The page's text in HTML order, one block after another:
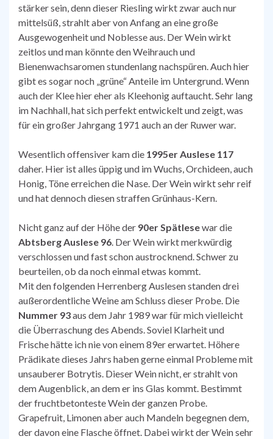
stärker sein, denn dieser Riesling wirkt zwar auch nur
mittelsüß, strahlt aber von Anfang an eine große
Ausgewogenheit und Noblesse aus. Der Wein wirkt
zeitlos und man könnte den Weihrauch und
Bienenwachsaromen stundenlang nachspüren. Auch hier
gibt es sogar noch „grüne“ Anteile im Untergrund. Wenn
auch der Klee hier eher als Kleehonig auftaucht. Sehr lang
im Nachhall, hat sich perfekt entwickelt und zeigt, was
für ein großer Jahrgang 1971 auch an der Ruwer war.
Wesentlich offensiver kam die 1995er Auslese 117
daher. Hier ist alles üppig und im Wuchs, Orchideen, auch
Honig, Töne erreichen die Nase. Der Wein wirkt sehr reif
und hat dennoch diesen straffen Grünhaus-Kern.
Nicht ganz auf der Höhe der 90er Spätlesewar die
Abtsberg Auslese 96. Der Wein wirkt merkwürdig
verschlossen und fast schon austrocknend. Schwer zu
beurteilen, ob da noch einmal etwas kommt.
Mit den folgenden Herrenberg Auslesen standen drei
außerordentliche Weine am Schluss dieser Probe. Die
Nummer 93aus dem Jahr 1989 war für mich vielleicht
die Überraschung des Abends. Soviel Klarheit und
Frische hätte ich nie von einem 89er erwartet. Höhere
Prädikate dieses Jahrs haben gerne einmal Probleme mit
unsauberer Botrytis. Dieser Wein nicht, er strahlt von
dem Augenblick, an dem er ins Glas kommt. Bestimmt
der fruchtbetonteste Wein der ganzen Probe.
Grapefruit, Limonen aber auch Mandeln begegnen dem,
der davon eine Flasche öffnet. Dabei wirkt der Wein sehr